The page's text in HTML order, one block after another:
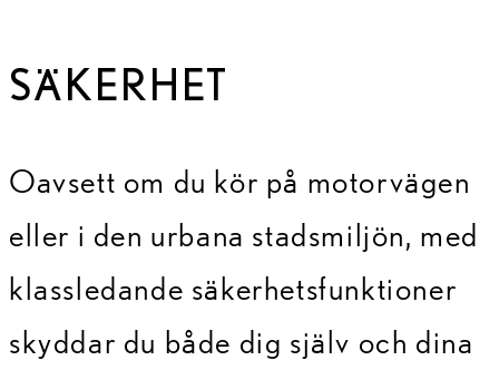
SÄKERHET
Oavsett om du kör på motorvägen
eller i den urbana stadsmiljön, med
klassledande säkerhetsfunktioner
skyddar du både dig själv och dina